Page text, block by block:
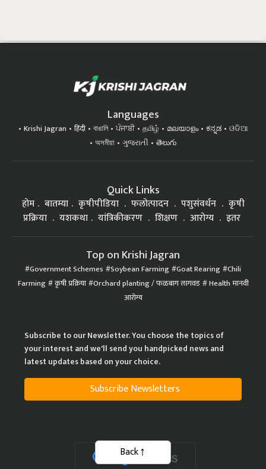
Languages
Krishi Jagran हिंदी বাঙালি ਪੰਜਾਬੀ தமிழ் മലയാളം ಕನ್ನಡ
ଓଡିଆ
অসমীয়া
ગુજરાતી తెలుగు
Quick Links
होम बातम्या कृषीपीडिया फलोत्पादन पशुसंवर्धन
कृषी
प्रक्रिया
यशकथा यांत्रिकीकरण शिक्षण आरोग्य इतर
Top on Krishi Jagran
Government Schemes Soybean Farming Goat Rearing Chili
Farming कृषी प्रक्रिया Orchard planting / फळबाग लागवड Health मानवी
आरोग्य
Subscribe to our Newsletter. You choose the topics of
your interest and we'll send you handpicked news and
latest updates based on your choice.
Subscribe Newsletters
Back